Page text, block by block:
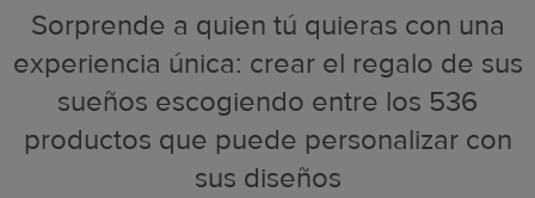
Sorprende a quien tú quieras con una
experiencia única: crear el regalo de sus
sueños escogiendo entre los 536
productos que puede personalizar con
sus diseños